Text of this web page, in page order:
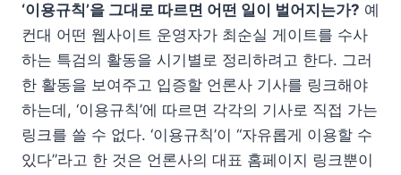
‘이용규칙’을 그대로 따르면 어떤 일이 벌어지는가? 예
컨대 어떤 웹사이트 운영자가 최순실 게이트를 수사
하는 특검의 활동을 시기별로 정리하려고 한다. 그러
한 활동을 보여주고 입증할 언론사 기사를 링크해야
하는데, ‘이용규칙’에 따르면 각각의 기사로 직접 가는
링크를 쓸 수 없다. ‘이용규칙’이 “자유롭게 이용할 수
있다”라고 한 것은 언론사의 대표 홈페이지 링크뿐이